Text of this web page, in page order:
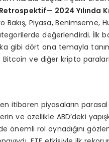
— 2024 Yılında
Bakış, Piyasa,
değerlendirdi. İlk
gibi dört ana temayla
ve diğer kripto
itibaren piyasaların
ve özellikle ABD’deki
önemli rol oynadığını